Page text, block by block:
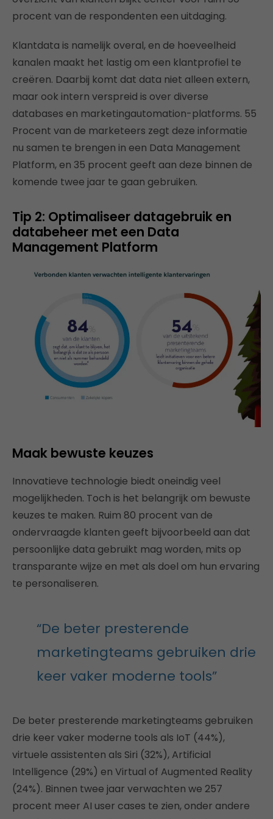
procent van de respondenten een uitdaging.
Klantdata is namelijk overal, en de hoeveelheid
kanalen maakt het lastig om een klantprofiel te
creëren. Daarbij komt dat data niet alleen extern,
maar ook intern verspreid is over diverse
databases en marketingautomation-platforms. 55
Procent van de marketeers zegt deze informatie
nu samen te brengen in een Data Management
Platform, en 35 procent geeft aan deze binnen de
komende twee jaar te gaan gebruiken.
Tip 2: Optimaliseer datagebruik en
databeheer met een Data
Management Platform
Maak bewuste keuzes
Innovatieve technologie biedt oneindig veel
mogelijkheden. Toch is het belangrijk om bewuste
keuzes te maken. Ruim 80 procent van de
ondervraagde klanten geeft bijvoorbeeld aan dat
persoonlijke data gebruikt mag worden, mits op
transparante wijze en met als doel om hun ervaring
te personaliseren.
“De beter presterende
marketingteams gebruiken drie
keer vaker moderne tools”
De beter presterende marketingteams gebruiken
drie keer vaker moderne tools als IoT (44%),
virtuele assistenten als Siri (32%), Artificial
Intelligence (29%) en Virtual of Augmented Reality
(24%). Binnen twee jaar verwachten we 257
procent meer AI user cases te zien, onder andere